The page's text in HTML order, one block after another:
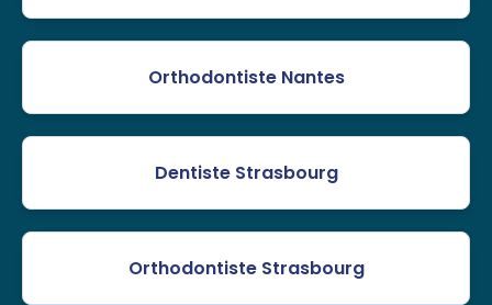
Orthodontiste Nantes
Dentiste Strasbourg
Orthodontiste Strasbourg